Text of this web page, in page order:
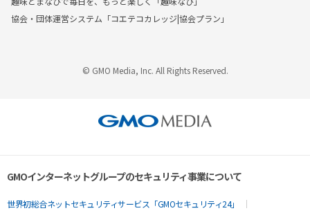
協会・団体運営システム「コエテコカレッジ|協会プラン」
© GMO Media, Inc. All Rights Reserved.
GMOインターネットグループのセキュリティ事業について
世界初総合ネットセキュリティサービス「GMOセキュリティ24」